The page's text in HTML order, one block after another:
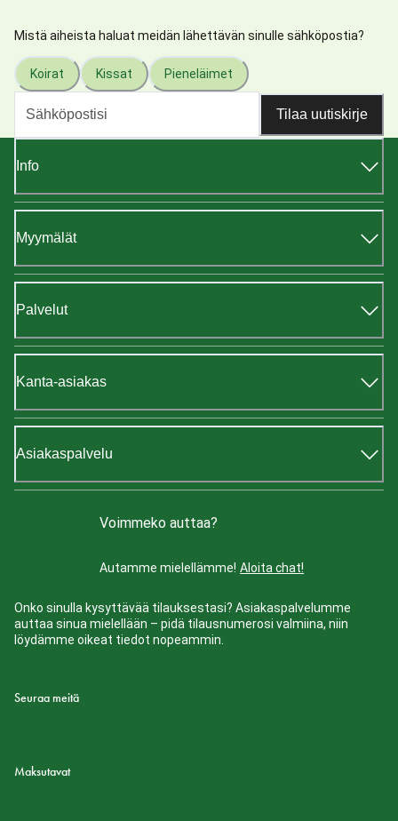
Mistä aiheista haluat meidän lähettävän sinulle sähköpostia?
Koirat Kissat Pieneläimet
Tilaa uutiskirje
Info
Myymälät
Palvelut
Kanta-asiakas
Asiakaspalvelu
Voimmeko auttaa?
Autamme mielellämme! Aloita chat!
Onko sinulla kysyttävää tilauksestasi? Asiakaspalvelumme
auttaa sinua mielellään – pidä tilausnumerosi valmiina, niin
löydämme oikeat tiedot nopeammin.
Seuraa meitä
Maksutavat